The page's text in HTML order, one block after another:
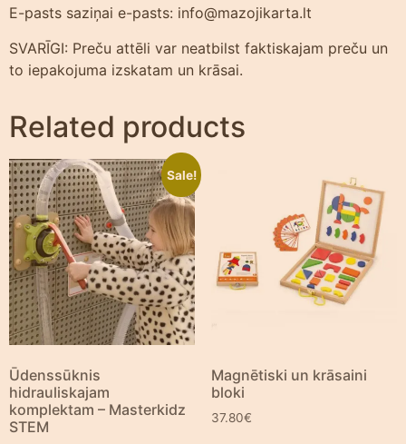
E-pasts saziņai e-pasts: info@mazojikarta.lt
SVARĪGI: Preču attēli var neatbilst faktiskajam preču un
to iepakojuma izskatam un krāsai.
Related products
Sale!
Ūdenssūknis
hidrauliskajam
komplektam – Masterkidz
STEM
Magnētiski un krāsaini
bloki
37.80€